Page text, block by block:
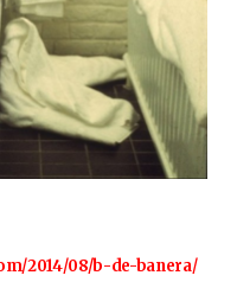
2014/08/b-de-banera/